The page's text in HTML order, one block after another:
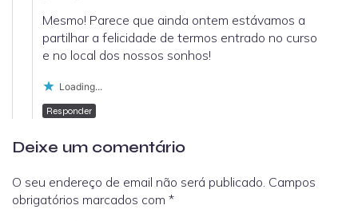
Mesmo! Parece que ainda ontem estávamos a
partilhar a felicidade de termos entrado no curso
e no local dos nossos sonhos!
Loading...
Responder
Deixe um comentário
O seu endereço de email não será publicado. Campos
obrigatórios marcados com *